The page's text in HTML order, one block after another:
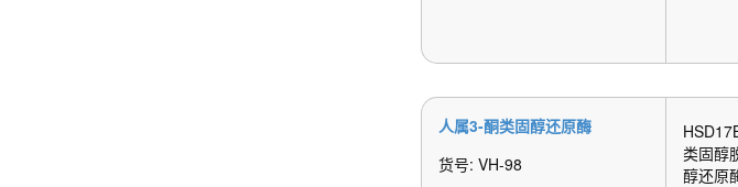
人属3-酮类固醇还原酶
货号: VH-98
类固醇
醇还原